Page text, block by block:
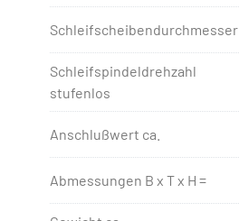
Schleifscheibendurchmesser
Schleifspindeldrehzahl
stufenlos
Anschlußwert ca.
Abmessungen B x T x H =